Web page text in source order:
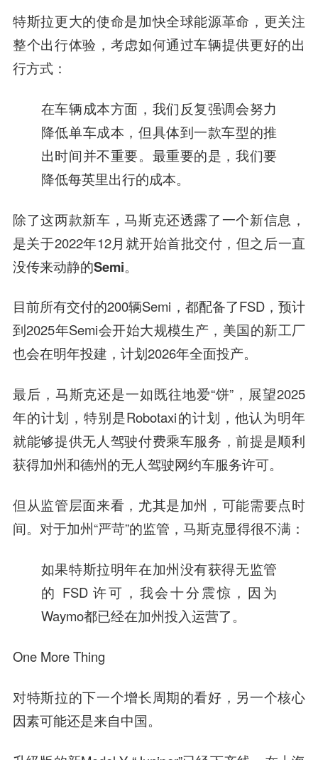
特斯拉更大的使命是加快全球能源革命，更关注
整个出行体验，考虑如何通过车辆提供更好的出
行方式：
在车辆成本方面，我们反复强调会努力
降低单车成本，但具体到一款车型的推
出时间并不重要。最重要的是，我们要
降低每英里出行的成本。
除了这两款新车，马斯克还透露了一个新信息，
是关于2022年12月就开始首批交付，但之后一直
没传来动静的Semi。
目前所有交付的200辆Semi，都配备了FSD，预计
到2025年Semi会开始大规模生产，美国的新工厂
也会在明年投建，计划2026年全面投产。
最后，马斯克还是一如既往地爱“饼”，展望2025
年的计划，特别是Robotaxi的计划，他认为明年
就能够提供无人驾驶付费乘车服务，前提是顺利
获得加州和德州的无人驾驶网约车服务许可。
但从监管层面来看，尤其是加州，可能需要点时
间。对于加州“严苛”的监管，马斯克显得很不满：
如果特斯拉明年在加州没有获得无监管
的 FSD 许可，我会十分震惊，因为
Waymo都已经在加州投入运营了。
One More Thing
对特斯拉的下一个增长周期的看好，另一个核心
因素可能还是来自中国。